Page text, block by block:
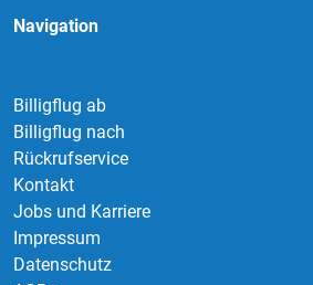
Navigation
Billigflug ab
Billigflug nach
Rückrufservice
Kontakt
Jobs und Karriere
Impressum
Datenschutz